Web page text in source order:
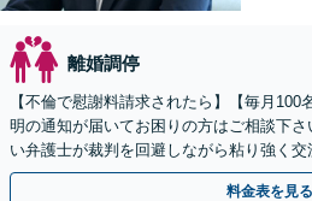
離婚調停
【不倫で慰謝料請求されたら】【毎月
明の通知が届いてお困りの方はご相談下
い弁護士が裁判を回避しながら粘り強く
相談可(予約制)】【全国対応】
料金表を見る